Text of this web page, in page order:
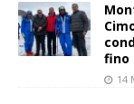
fino
14